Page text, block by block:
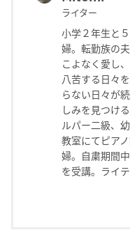
ライター
小学２年生と
婦。転勤族の
こよなく愛し
八苦する日々
らない日々が
しみを見つけ
ルパー二級、
教室にてピア
婦。自粛期間
を受講。ライ